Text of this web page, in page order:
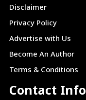
Disclaimer
Privacy Policy
Advertise with Us
Become An Author
Terms & Conditions
Contact Info